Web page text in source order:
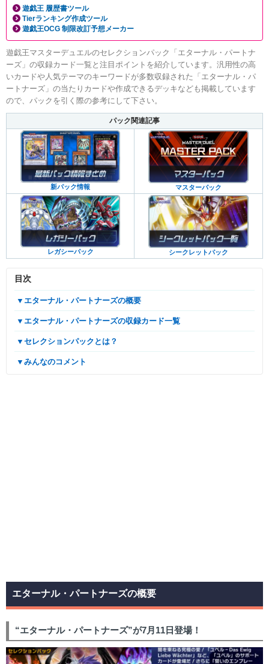
遊戯王 履歴書ツール
Tierランキング作成ツール
遊戯王OCG 制限改訂予想メーカー
遊戯王マスターデュエルのセレクションパック「エターナル・パートナ
ーズ」の収録カード一覧と注目ポイントを紹介しています。汎用性の高
いカードや人気テーマのキーワードが多数収録された「エターナル・パ
ートナーズ」の当たりカードや作成できるデッキなども掲載しています
ので、パックを引く際の参考にして下さい。
パック関連記事
新パック情報 マスターパック
レガシーパック シークレットパック
目次
▼エターナル・パートナーズの概要
▼エターナル・パートナーズの収録カード一覧
▼セレクションパックとは？
▼みんなのコメント
エターナル・パートナーズの概要
“エターナル・パートナーズ”が7月11日登場！